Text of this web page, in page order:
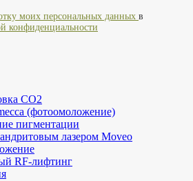
моих персональных данных в
конфиденциальности
СО2
(фотоомоложение)
пигментации
лазером Moveo
RF-лифтинг